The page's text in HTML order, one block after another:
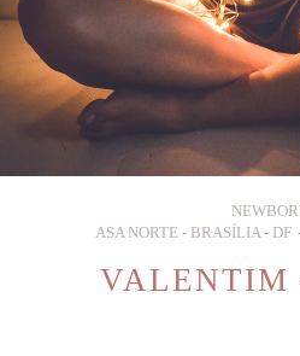
ASA NORTE - BRASÍLIA - DF
VALENTIM